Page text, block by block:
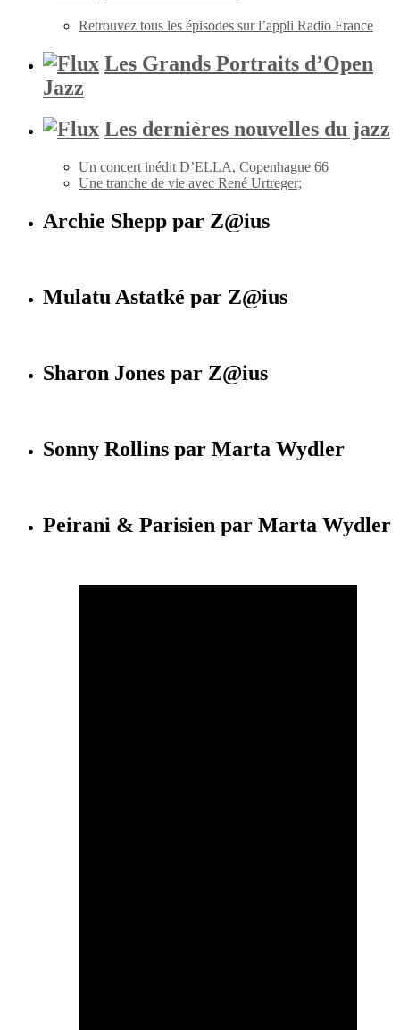
Retrouvez tous les épisodes sur l’appli Radio France
Les Grands Portraits d’Open
Jazz
Les dernières nouvelles du jazz
Un concert inédit D’ELLA, Copenhague 66
Une tranche de vie avec René Urtreger;
Archie Shepp par Z@ius
Mulatu Astatké par Z@ius
Sharon Jones par Z@ius
Sonny Rollins par Marta Wydler
Peirani & Parisien par Marta Wydler